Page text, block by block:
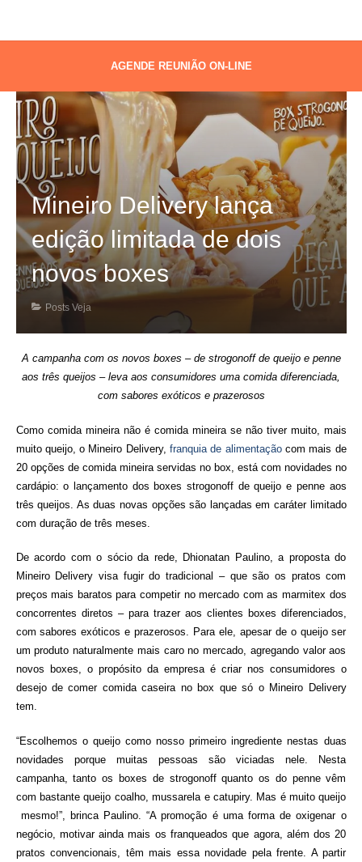
AGENDE REUNIÃO ON-LINE
Mineiro Delivery lança
edição limitada de dois
novos boxes
Posts Veja
A campanha com os novos boxes – de strogonoff de queijo e penne
aos três queijos – leva aos consumidores uma comida diferenciada,
com sabores exóticos e prazerosos
Como comida mineira não é comida mineira se não tiver muito, mais
muito queijo, o Mineiro Delivery, franquia de alimentaçãocom mais de
20 opções de comida mineira servidas no box, está com novidades no
cardápio: o lançamento dos boxes strogonoff de queijo e penne aos
três queijos. As duas novas opções são lançadas em caráter limitado
com duração de três meses.
De acordo com o sócio da rede, Dhionatan Paulino, a proposta do
Mineiro Delivery visa fugir do tradicional – que são os pratos com
preços mais baratos para competir no mercado com as marmitex dos
concorrentes diretos – para trazer aos clientes boxes diferenciados,
com sabores exóticos e prazerosos. Para ele, apesar de o queijo ser
um produto naturalmente mais caro no mercado, agregando valor aos
novos boxes, o propósito da empresa é criar nos consumidores o
desejo de comer comida caseira no box que só o Mineiro Delivery
tem.
“Escolhemos o queijo como nosso primeiro ingrediente nestas duas
novidades porque muitas pessoas são viciadas nele. Nesta
campanha, tanto os boxes de strogonoff quanto os do penne vêm
com bastante queijo coalho, mussarela e catupiry. Mas é muito queijo
mesmo!”, brinca Paulino. “A promoção é uma forma de oxigenar o
negócio, motivar ainda mais os franqueados que agora, além dos 20
pratos convencionais, têm mais essa novidade pela frente. A partir